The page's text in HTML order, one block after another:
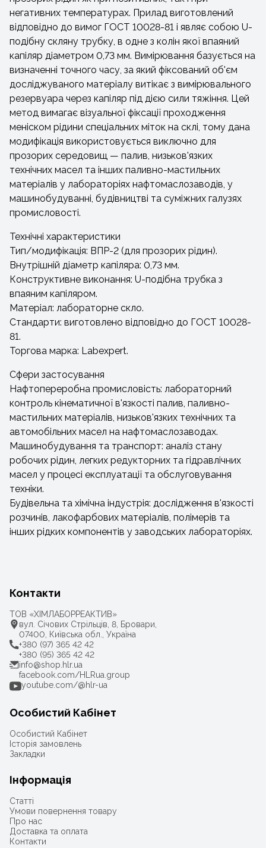
негативних температурах. Прилад виготовлений
відповідно до вимог ГОСТ 10028-81 і являє собою U-
подібну скляну трубку, в одне з колін якої впаяний
капіляр діаметром 0,73 мм. Вимірювання базується на
визначенні точного часу, за який фіксований об'єм
досліджуваного матеріалу витікає з вимірювального
резервуара через капіляр під дією сили тяжіння. Цей
метод вимагає візуальної фіксації проходження
меніском рідини спеціальних міток на склі, тому дана
модифікація використовується виключно для
прозорих середовищ — палив, низьков'язких
технічних масел та інших паливно-мастильних
матеріалів у лабораторіях нафтомаслозаводів, у
машинобудуванні, будівництві та суміжних галузях
промисловості.
Технічні характеристики
Тип/модифікація: ВПР-2 (для прозорих рідин).
Внутрішній діаметр капіляра: 0,73 мм.
Конструктивне виконання: U-подібна трубка з
впаяним капіляром.
Матеріал: лабораторне скло.
Стандарти: виготовлено відповідно до ГОСТ 10028-
81.
Торгова марка: Labexpert.
Сфери застосування
Нафтопереробна промисловість: лабораторний
контроль кінематичної в'язкості палив, паливно-
мастильних матеріалів, низьков'язких технічних та
автомобільних масел на нафтомаслозаводах.
Машинобудування та транспорт: аналіз стану
робочих рідин, легких редукторних та гідравлічних
масел у процесі експлуатації та обслуговування
техніки.
Будівельна та хімічна індустрія: дослідження в'язкості
розчинів, лакофарбових матеріалів, полімерів та
інших рідких компонентів у заводських лабораторіях.
Контакти
ТОВ «ХІМЛАБОРРЕАКТИВ»
вул. Січових Стрільців, 8, Бровари,
07400, Київська обл., Україна
+380 (97) 365 42 42
+380 (95) 365 42 42
info@shop.hlr.ua
facebook.com/HLRua.group
youtube.com/@hlr-ua
Особистий Кабінет
Особистий Кабінет
Історія замовлень
Закладки
Інформація
Статті
Умови повернення товару
Про нас
Доставка та оплата
Контакти